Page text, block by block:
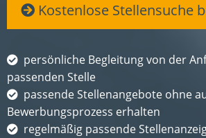
Kostenlose Stellensuche
persönliche Begleitung von der
passenden Stelle
passende Stellenangebote ohne
Bewerbungsprozess erhalten
regelmäßig passende